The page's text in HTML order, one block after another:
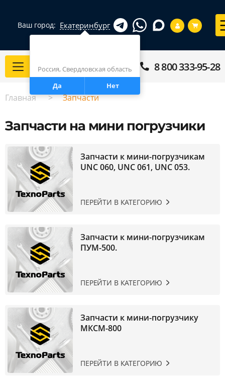
Ваш город: Екатеринбург
Россия, Свердловская область
Да
Нет
Каталог 8 800 333-95-28
Главная Запчасти
Запчасти на мини погрузчики
Запчасти к мини-погрузчикам
UNC 060, UNC 061, UNC 053.
ПЕРЕЙТИ В КАТЕГОРИЮ
Запчасти к мини-погрузчикам
ПУМ-500.
ПЕРЕЙТИ В КАТЕГОРИЮ
Запчасти к мини-погрузчику
МКСМ-800
ПЕРЕЙТИ В КАТЕГОРИЮ